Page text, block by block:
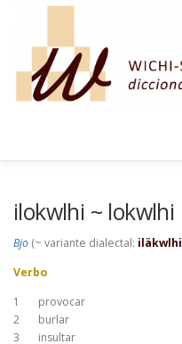
Saltar al contenido
ilokwlhi ~ lokwlhi
Bjo (~ variante dialectal: iläkwlhi
Verbo
1
provocar
2
burlar
3
insultar